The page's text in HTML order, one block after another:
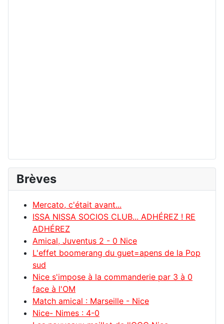
Brèves
Mercato, c'était avant...
ISSA NISSA SOCIOS CLUB... ADHÉREZ ! RE
ADHÉREZ
Amical, Juventus 2 - 0 Nice
L'effet boomerang du guet=apens de la Pop
sud
Nice s'impose à la commanderie par 3 à 0
face à l'OM
Match amical : Marseille - Nice
Nice- Nimes : 4-0